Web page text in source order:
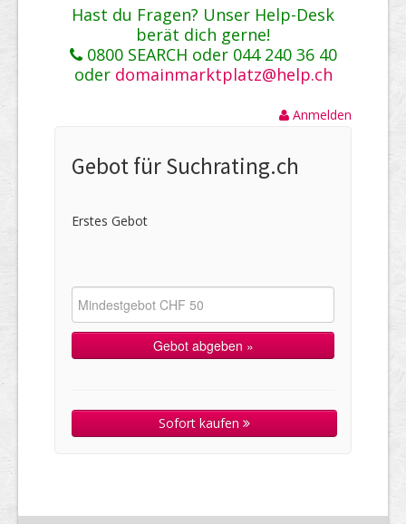
Hast du Fragen? Unser Help-Desk
berät dich gerne!
0800 SEARCH oder 044 240 36 40
oder domainmarktplatz@help.ch
Anmelden
Gebot für Suchrating.ch
Erstes Gebot
Sofort kaufen